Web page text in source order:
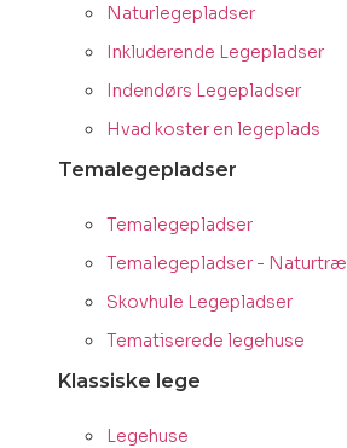
Naturlegepladser
Inkluderende Legepladser
Indendørs Legepladser
Hvad koster en legeplads
Temalegepladser
Temalegepladser
Temalegepladser - Naturtræ
Skovhule Legepladser
Tematiserede legehuse
Klassiske lege
Legehuse